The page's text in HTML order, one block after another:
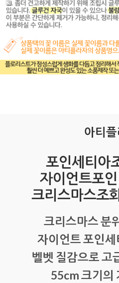
아티
포인세티아
자이언트포
크리스마스조
크리스마스 분
자이언트 포인세
벨벳 질감으로 고
55cm 크기의